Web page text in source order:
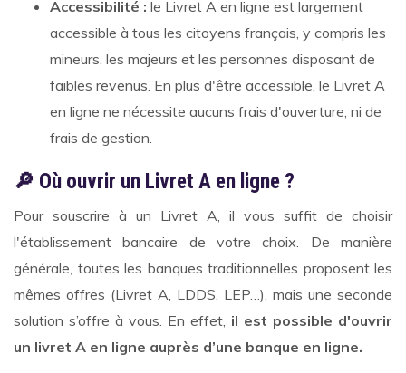
Accessibilité : le Livret A en ligne est largement
accessible à tous les citoyens français, y compris les
mineurs, les majeurs et les personnes disposant de
faibles revenus. En plus d'être accessible, le Livret A
en ligne ne nécessite aucuns frais d'ouverture, ni de
frais de gestion.
🔎 Où ouvrir un Livret A en ligne ?
Pour souscrire à un Livret A, il vous suffit de choisir
l'établissement bancaire de votre choix. De manière
générale, toutes les banques traditionnelles proposent les
mêmes offres (Livret A, LDDS, LEP…), mais une seconde
solution s’offre à vous. En effet, il est possible d'ouvrir
un livret A en ligne auprès d’une banque en ligne.